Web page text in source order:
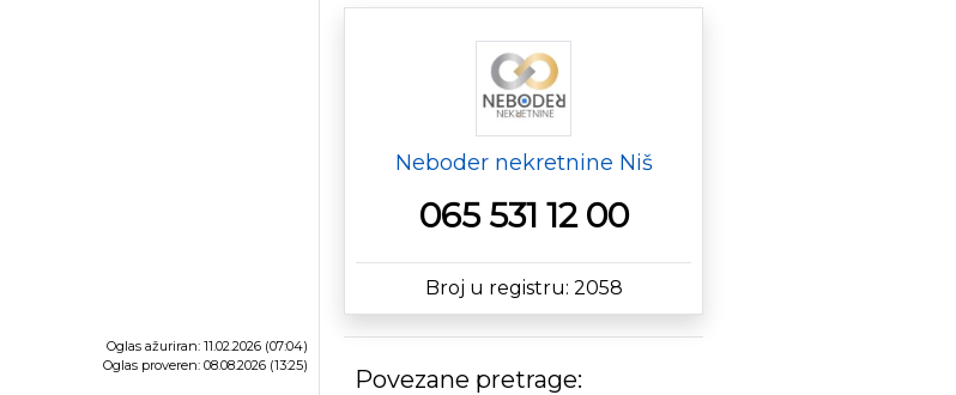
Oglas ažuriran: 11.02.2026 (07:04)
Oglas proveren: 08.08.2026 (13:25)
Neboder nekretnine Niš
065 531 12 00
Broj u registru: 2058
Povezane pretrage: